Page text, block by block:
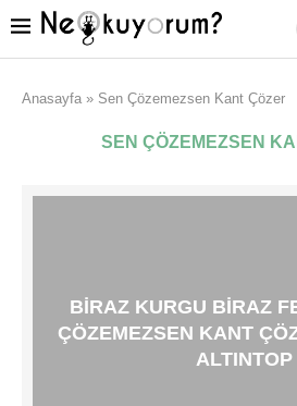
Anasayfa » Sen Çözemezsen Kant Çözer
SEN ÇÖZEMEZSEN
BIRAZ KURGU BIRAZ
ÇÖZEMEZSEN KANT
ALTINTOP